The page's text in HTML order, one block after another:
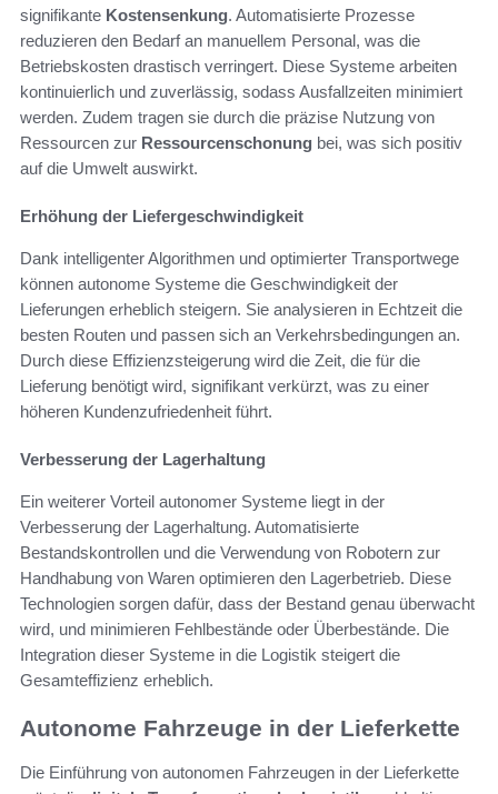
signifikante Kostensenkung. Automatisierte Prozesse
reduzieren den Bedarf an manuellem Personal, was die
Betriebskosten drastisch verringert. Diese Systeme arbeiten
kontinuierlich und zuverlässig, sodass Ausfallzeiten minimiert
werden. Zudem tragen sie durch die präzise Nutzung von
Ressourcen zur Ressourcenschonung bei, was sich positiv
auf die Umwelt auswirkt.
Erhöhung der Liefergeschwindigkeit
Dank intelligenter Algorithmen und optimierter Transportwege
können autonome Systeme die Geschwindigkeit der
Lieferungen erheblich steigern. Sie analysieren in Echtzeit die
besten Routen und passen sich an Verkehrsbedingungen an.
Durch diese Effizienzsteigerung wird die Zeit, die für die
Lieferung benötigt wird, signifikant verkürzt, was zu einer
höheren Kundenzufriedenheit führt.
Verbesserung der Lagerhaltung
Ein weiterer Vorteil autonomer Systeme liegt in der
Verbesserung der Lagerhaltung. Automatisierte
Bestandskontrollen und die Verwendung von Robotern zur
Handhabung von Waren optimieren den Lagerbetrieb. Diese
Technologien sorgen dafür, dass der Bestand genau überwacht
wird, und minimieren Fehlbestände oder Überbestände. Die
Integration dieser Systeme in die Logistik steigert die
Gesamteffizienz erheblich.
Autonome Fahrzeuge in der Lieferkette
Die Einführung von autonomen Fahrzeugen in der Lieferkette